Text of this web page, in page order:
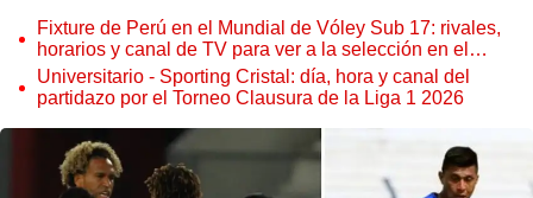
Fixture de Perú en el Mundial de Vóley Sub 17: rivales,
horarios y canal de TV para ver a la selección en el
torneo
Universitario - Sporting Cristal: día, hora y canal del
partidazo por el Torneo Clausura de la Liga 1 2026